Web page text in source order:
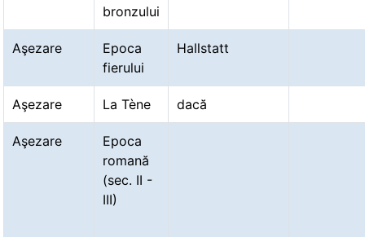
bronzului
Aşezare
Epoca
fierului
Hallstatt
Aşezare La Tène dacă
Aşezare
Epoca
romană
(sec. II -
III)